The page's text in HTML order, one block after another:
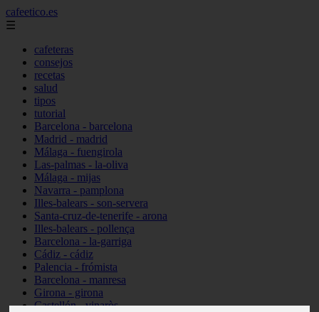
cafeetico.es
☰
cafeteras
consejos
recetas
salud
tipos
tutorial
Barcelona - barcelona
Madrid - madrid
Málaga - fuengirola
Las-palmas - la-oliva
Málaga - mijas
Navarra - pamplona
Illes-balears - son-servera
Santa-cruz-de-tenerife - arona
Illes-balears - pollença
Barcelona - la-garriga
Cádiz - cádiz
Palencia - frómista
Barcelona - manresa
Girona - girona
Castellón - vinaròs